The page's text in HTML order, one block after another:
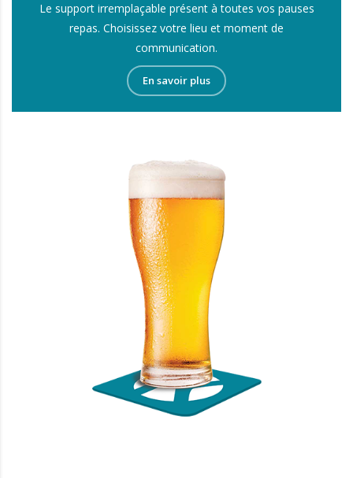
Le support irremplaçable présent à toutes vos pauses
repas. Choisissez votre lieu et moment de
communication.
En savoir plus